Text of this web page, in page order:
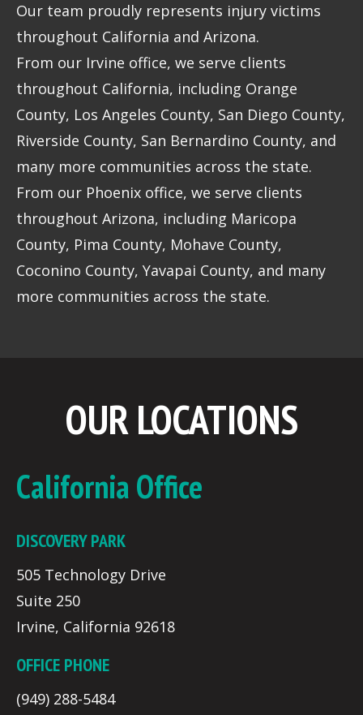
Our team proudly represents injury victims
throughout California and Arizona.
From our Irvine office, we serve clients
throughout California, including Orange
County, Los Angeles County, San Diego County,
Riverside County, San Bernardino County, and
many more communities across the state.
From our Phoenix office, we serve clients
throughout Arizona, including Maricopa
County, Pima County, Mohave County,
Coconino County, Yavapai County, and many
more communities across the state.
OUR LOCATIONS
California Office
DISCOVERY PARK
505 Technology Drive
Suite 250
Irvine, California 92618
OFFICE PHONE
(949) 288-5484